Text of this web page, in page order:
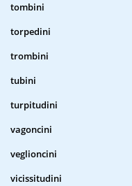
tombini
torpedini
trombini
tubini
turpitudini
vagoncini
veglioncini
vicissitudini